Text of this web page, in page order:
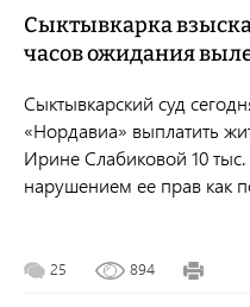
Сыктывкарка
часов ожидания
Сыктывкарский суд
«Нордавиа» выплатить
Ирине Слабиковой 10
нарушением ее прав как
25 894